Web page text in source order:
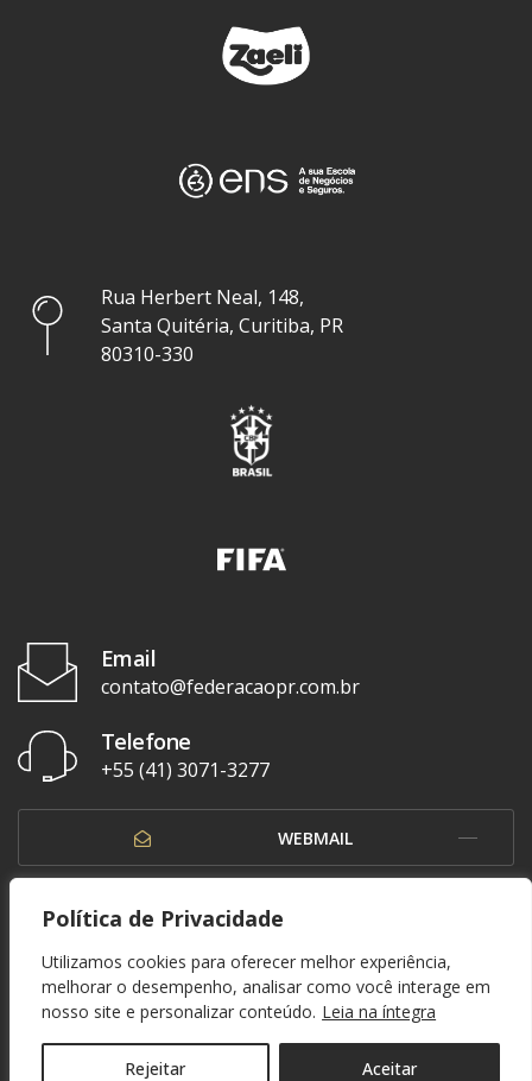
Política de Privacidade
Utilizamos cookies para oferecer melhor experiência,
melhorar o desempenho, analisar como você interage em
nosso site e personalizar conteúdo. Leia na íntegra
Rejeitar Aceitar
Rua Herbert Neal, 148,
Santa Quitéria, Curitiba, PR
80310-330
Email
contato@federacaopr.com.br
Telefone
+55 (41) 3071-3277
WEBMAIL
OUVIDORIA
© 1937 - 2026. Federação Paranaense de Futebol. Todos os direitos reservados. By